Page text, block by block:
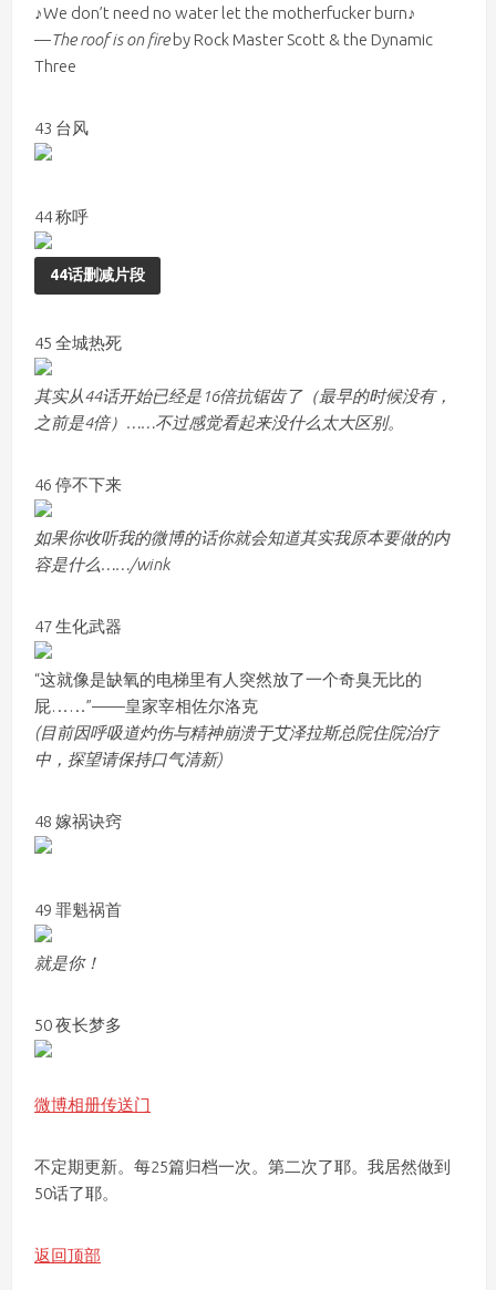
♪We don’t need no water let the motherfucker burn♪
—The roof is on fireby Rock Master Scott & the Dynamic
Three
43 台风
44 称呼
44话删减片段
45 全城热死
其实从44话开始已经是16倍抗锯齿了（最早的时候没有，
之前是4倍）……不过感觉看起来没什么太大区别。
46 停不下来
如果你收听我的微博的话你就会知道其实我原本要做的内
容是什么……/wink
47 生化武器
“这就像是缺氧的电梯里有人突然放了一个奇臭无比的
屁……”——皇家宰相佐尔洛克
(目前因呼吸道灼伤与精神崩溃于艾泽拉斯总院住院治疗
中，探望请保持口气清新)
48 嫁祸诀窍
49 罪魁祸首
就是你！
50 夜长梦多
微博相册传送门
不定期更新。每25篇归档一次。第二次了耶。我居然做到
50话了耶。
返回顶部